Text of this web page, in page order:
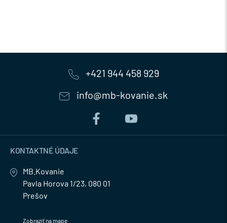
+421 944 458 929
info@mb-kovanie.sk
KONTAKTNÉ ÚDAJE
MB.Kovanie
Pavla Horova 1/23, 080 01
Prešov
Zobraziť na mape